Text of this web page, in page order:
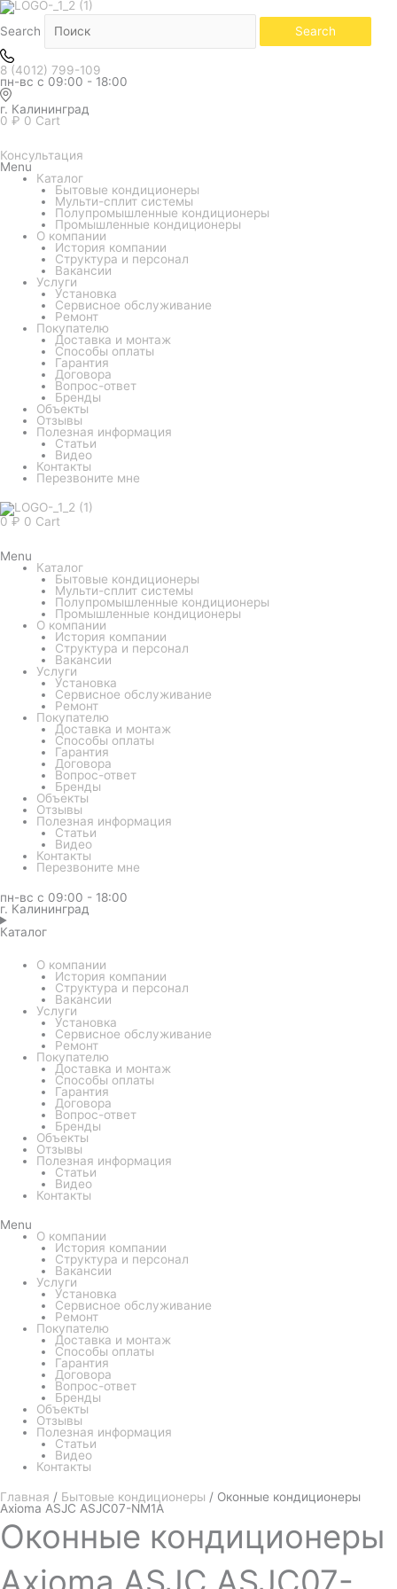
Search Search
8 (4012) 799-109
пн-вс с 09:00 - 18:00
г. Калининград
0 ₽ 0 Cart
Консультация
Menu
Каталог
Бытовые кондиционеры
Мульти-сплит системы
Полупромышленные кондиционеры
Промышленные кондиционеры
О компании
История компании
Структура и персонал
Вакансии
Услуги
Установка
Сервисное обслуживание
Ремонт
Покупателю
Доставка и монтаж
Способы оплаты
Гарантия
Договора
Вопрос-ответ
Бренды
Объекты
Отзывы
Полезная информация
Статьи
Видео
Контакты
Перезвоните мне
0 ₽ 0 Cart
Menu
Каталог
Бытовые кондиционеры
Мульти-сплит системы
Полупромышленные кондиционеры
Промышленные кондиционеры
О компании
История компании
Структура и персонал
Вакансии
Услуги
Установка
Сервисное обслуживание
Ремонт
Покупателю
Доставка и монтаж
Способы оплаты
Гарантия
Договора
Вопрос-ответ
Бренды
Объекты
Отзывы
Полезная информация
Статьи
Видео
Контакты
Перезвоните мне
пн-вс с 09:00 - 18:00
г. Калининград
Каталог
О компании
История компании
Структура и персонал
Вакансии
Услуги
Установка
Сервисное обслуживание
Ремонт
Покупателю
Доставка и монтаж
Способы оплаты
Гарантия
Договора
Вопрос-ответ
Бренды
Объекты
Отзывы
Полезная информация
Статьи
Видео
Контакты
Menu
О компании
История компании
Структура и персонал
Вакансии
Услуги
Установка
Сервисное обслуживание
Ремонт
Покупателю
Доставка и монтаж
Способы оплаты
Гарантия
Договора
Вопрос-ответ
Бренды
Объекты
Отзывы
Полезная информация
Статьи
Видео
Контакты
Главная / Бытовые кондиционеры / Оконные кондиционеры
Axioma ASJC ASJC07-NM1A
Оконные кондиционеры
Количество
товара
Оконные
кондиционеры
Axioma
ASJC
ASJC07-
NM1A